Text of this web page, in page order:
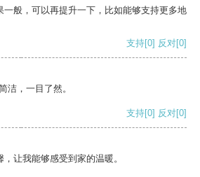
一般，可以再提升一下，比如能够支持更多地
支持[0] 反对[0]
洁，一目了然。
支持[0] 反对[0]
让我能够感受到家的温暖。